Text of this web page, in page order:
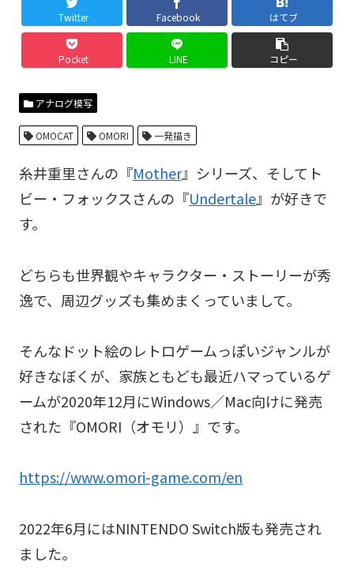
Twitter Facebook はてブ
Pocket LINE コピー
アナログ模写
OMOCAT OMORI 一発描き
糸井重里さんの『Mother』シリーズ、そしてト
ビー・フォックスさんの『Undertale』が好きで
す。
どちらも世界観やキャラクター・ストーリーが秀
逸で、周辺グッズも集めまくっていまして。
そんなドット絵のレトロゲームっぽいジャンルが
好きなぼくが、家族ともども最近ハマっているゲ
ームが2020年12月にWindows／Mac向けに発売
された『OMORI（オモリ）』です。
https://www.omori-game.com/en
2022年6月にはNINTENDO Switch版も発売され
ました。